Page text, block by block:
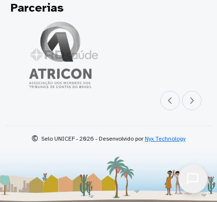
Parcerias
Parceiro anterior
Próximo
© Selo UNICEF - 2026 - Desenvolvido por Nyx Technology